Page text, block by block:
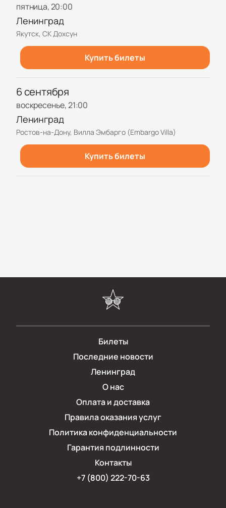
пятница, 20:00
Ленинград
Якутск, СК Дохсун
Купить билеты
6 сентября
воскресенье, 21:00
Ленинград
Ростов-на-Дону, Вилла Эмбарго (Embargo Villa)
Купить билеты
Билеты
Последние новости
Ленинград
О нас
Оплата и доставка
Правила оказания услуг
Политика конфиденциальности
Гарантия подлинности
Контакты
+7 (800) 222-70-63